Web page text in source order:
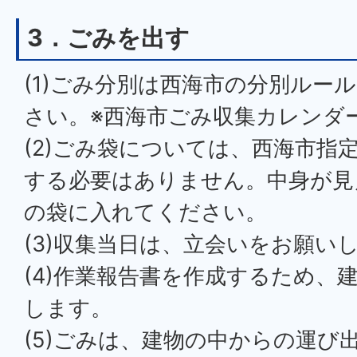
3．ごみを出す
(1)ごみ分別は西海市の分別ルー
さい。※西海市ごみ収集カレンダ
(2)ごみ袋については、西海市指
する必要はありません。中身が
の袋に入れてください。
(3)収集当日は、立会いをお願い
(4)作業報告書を作成するため、
します。
(5)ごみは、建物の中からの運び